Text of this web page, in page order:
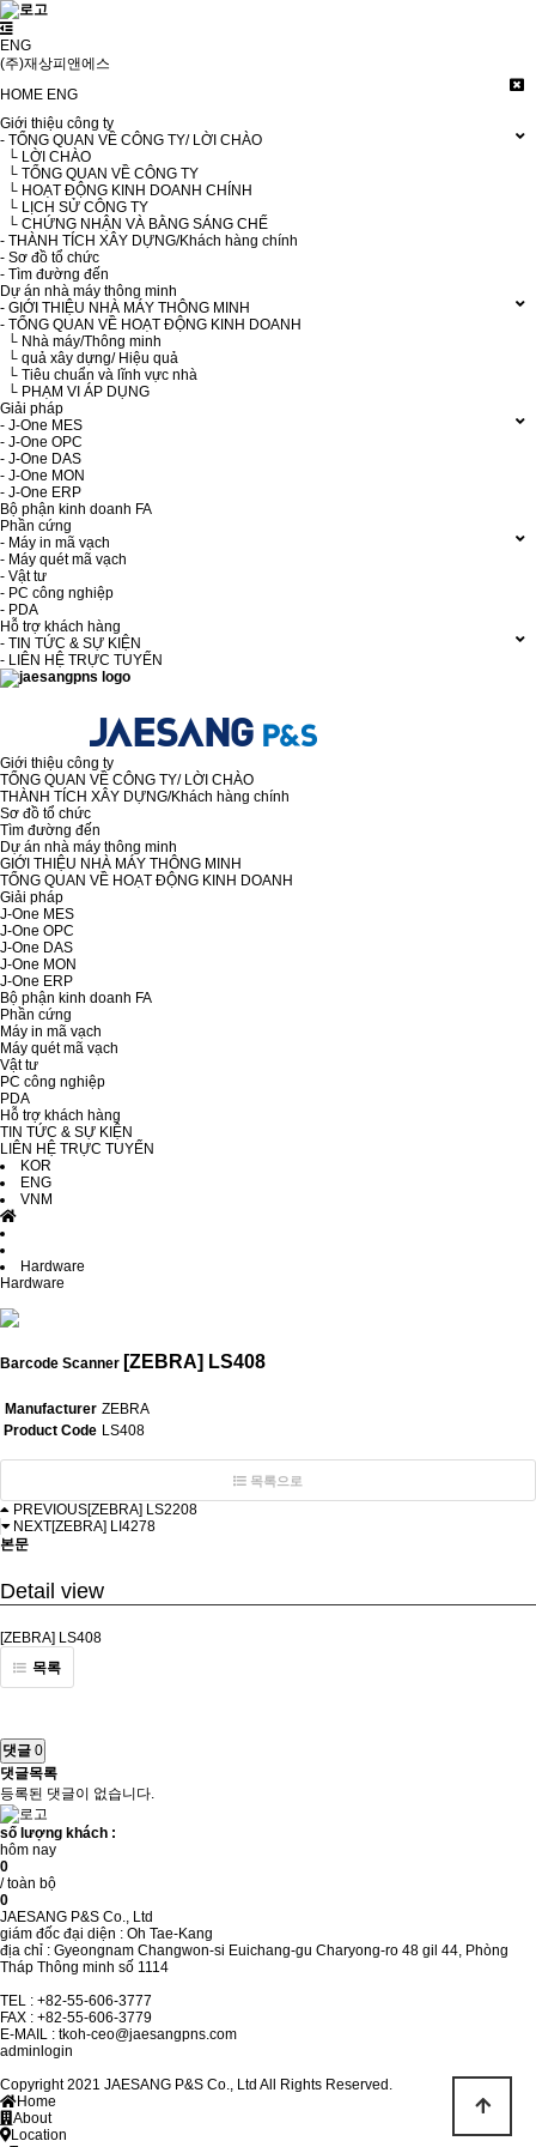
ENG
(주)재상피앤에스
HOME ENG
Giới thiệu công ty
- TỔNG QUAN VỀ CÔNG TY/ LỜI CHÀO
└ LỜI CHÀO
└ TỔNG QUAN VỀ CÔNG TY
└ HOẠT ĐỘNG KINH DOANH CHÍNH
└ LỊCH SỬ CÔNG TY
└ CHỨNG NHẬN VÀ BẰNG SÁNG CHẾ
- THÀNH TÍCH XÂY DỰNG/Khách hàng chính
- Sơ đồ tổ chức
- Tìm đường đến
Dự án nhà máy thông minh
- GIỚI THIỆU NHÀ MÁY THÔNG MINH
- TỔNG QUAN VỀ HOẠT ĐỘNG KINH DOANH
└ Nhà máy/Thông minh
└ quả xây dựng/ Hiệu quả
└ Tiêu chuẩn và lĩnh vực nhà
└ PHẠM VI ÁP DỤNG
Giải pháp
- J-One MES
- J-One OPC
- J-One DAS
- J-One MON
- J-One ERP
Bộ phận kinh doanh FA
Phần cứng
- Máy in mã vạch
- Máy quét mã vạch
- Vật tư
- PC công nghiệp
- PDA
Hỗ trợ khách hàng
- TIN TỨC & SỰ KIỆN
- LIÊN HỆ TRỰC TUYẾN
Giới thiệu công ty
TỔNG QUAN VỀ CÔNG TY/ LỜI CHÀO
THÀNH TÍCH XÂY DỰNG/Khách hàng chính
Sơ đồ tổ chức
Tìm đường đến
Dự án nhà máy thông minh
GIỚI THIỆU NHÀ MÁY THÔNG MINH
TỔNG QUAN VỀ HOẠT ĐỘNG KINH DOANH
Giải pháp
J-One MES
J-One OPC
J-One DAS
J-One MON
J-One ERP
Bộ phận kinh doanh FA
Phần cứng
Máy in mã vạch
Máy quét mã vạch
Vật tư
PC công nghiệp
PDA
Hỗ trợ khách hàng
TIN TỨC & SỰ KIỆN
LIÊN HỆ TRỰC TUYẾN
KOR
ENG
VNM
Hardware
Hardware
Barcode Scanner [ZEBRA] LS408
Manufacturer ZEBRA
Product Code LS408
목록으로
PREVIOUS[ZEBRA] LS2208
NEXT[ZEBRA] LI4278
본문
Detail view
[ZEBRA] LS408
목록
댓글 0
댓글목록
등록된 댓글이 없습니다.
số lượng khách :
hôm nay
0
/ toàn bộ
0
JAESANG P&S Co., Ltd
giám đốc đại diện : Oh Tae-Kang
địa chỉ : Gyeongnam Changwon-si Euichang-gu Charyong-ro 48 gil 44, Phòng
Tháp Thông minh số 1114
TEL : +82-55-606-3777
FAX : +82-55-606-3779
E-MAIL : tkoh-ceo@jaesangpns.com
adminlogin
Copyright 2021 JAESANG P&S Co., Ltd All Rights Reserved.
Home
About
Location